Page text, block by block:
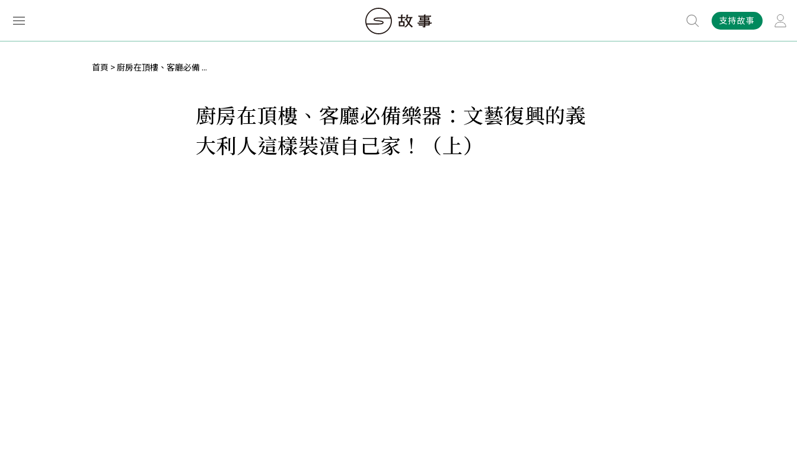
支持故事
首頁 廚房在頂樓、客廳必備 ...
廚房在頂樓、客廳必備樂器：文藝復興的義
大利人這樣裝潢自己家！（上）